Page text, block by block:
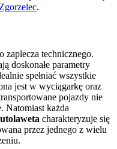
.
zaplecza technicznego.
doskonałe parametry
spełniać wszystkie
jest w wyciągarkę oraz
pojazdy nie
Natomiast każda
charakteryzuje się
przez jednego z wielu